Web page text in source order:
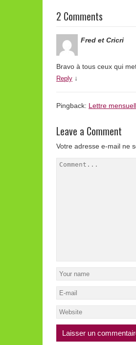
2 Comments
Fred et Cricri
Bravo à tous ceux qui
Reply ↓
Pingback: Lettre
Leave a Comment
Votre adresse e-mail ne